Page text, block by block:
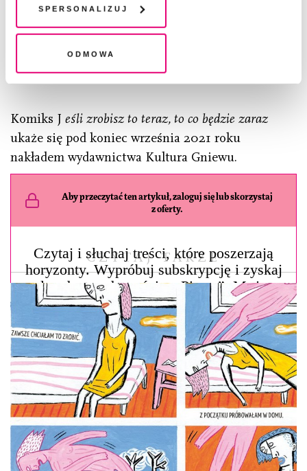
plików cookie". Wycofanie zgody nie wpływa na
legalność przetwarzania danych przed jej wycofaniem
Spersonalizuj
Odmowa
Komiks J eśli zrobisz to teraz, to co będzie zaraz
ukaże się pod koniec września 2021 roku
nakładem wydawnictwa Kultura Gniewu.
Aby przeczytać ten artykuł, zaloguj się lub skorzystaj
z oferty.
Czytaj i słuchaj treści, które poszerzają
horyzonty. Wypróbuj subskrypcję i zyskaj
pełen dostęp do treści z „Pisma”. Możesz
zrezygnować w każdej chwili.
Dostęp online
wersja audio i na czytniki,
dostęp do aplikacji i serwisu
CZYTAJ TAKŻE